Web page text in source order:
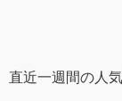
直近一週間の人